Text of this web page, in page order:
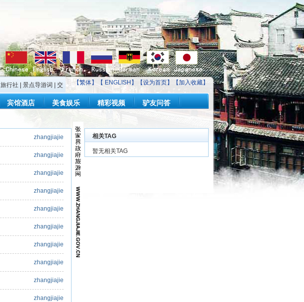
【繁体】【 ENGLISH 】【设为首页】【加入收藏】
旅行社 景点导游词
交
宾馆酒店 美食娱乐 精彩视频 驴友问答
zhangjiajie
zhangjiajie
zhangjiajie
zhangjiajie
zhangjiajie
zhangjiajie
zhangjiajie
zhangjiajie
zhangjiajie
zhangjiajie
相关TAG
暂无相关TAG